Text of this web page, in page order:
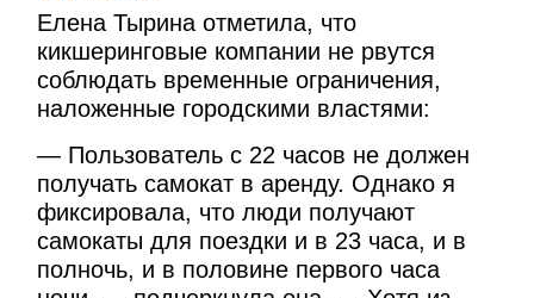
Елена Тырина отметила, что
кикшеринговые компании не рвутся
соблюдать временные ограничения,
наложенные городскими властями:
— Пользователь с 22 часов не должен
получать самокат в аренду. Однако я
фиксировала, что люди получают
самокаты для поездки и в 23 часа, и в
полночь, и в половине первого часа